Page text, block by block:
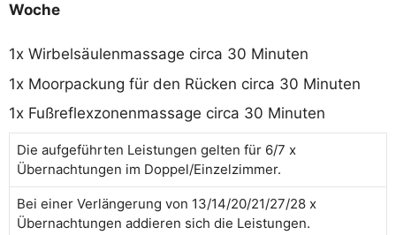
Woche
1x Wirbelsäulenmassage circa 30 Minuten
1x Moorpackung für den Rücken circa 30 Minuten
1x Fußreflexzonenmassage circa 30 Minuten
Die aufgeführten Leistungen gelten für 6/7 x
Übernachtungen im Doppel/Einzelzimmer.
Bei einer Verlängerung von 13/14/20/21/27/28 x
Übernachtungen addieren sich die Leistungen.